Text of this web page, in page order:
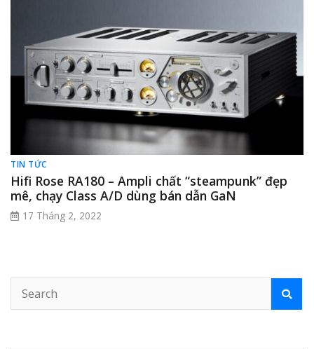
TIN TỨC
Hifi Rose RA180 – Ampli chất “steampunk” đẹp
mê, chạy Class A/D dùng bán dẫn GaN
17 Tháng 2, 2022